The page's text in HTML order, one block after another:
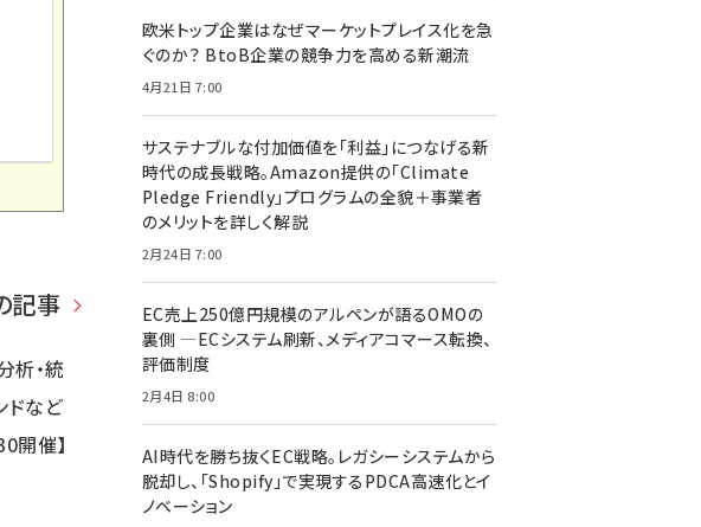
記事
析・統
ドなど
開催】
欧米トップ企業はなぜマーケットプレイス化を急
ぐのか？ BtoB企業の競争力を高める新潮流
4月21日 7:00
サステナブルな付加価値を「利益」につなげる新
時代の成長戦略。Amazon提供の「Climate
Pledge Friendly」プログラムの全貌＋事業者
のメリットを詳しく解説
2月24日 7:00
EC売上250億円規模のアルペンが語るOMOの
裏側 ―ECシステム刷新、メディアコマース転換、
評価制度
2月4日 8:00
AI時代を勝ち抜くEC戦略。レガシーシステムから
脱却し、「Shopify」で実現するPDCA高速化とイ
ノベーション